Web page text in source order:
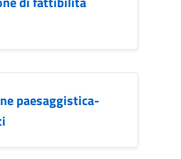
paesaggistica-